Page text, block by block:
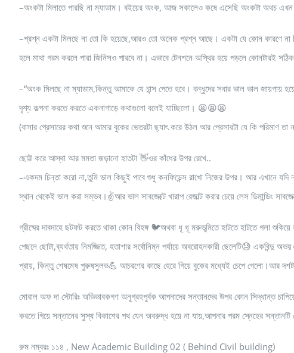
–অংকটা মিলাতে পারছি না ম্যাডাম। বইয়ের অংক, আজ সকালেও কষে এসেছি অংকটা অথচ
–প্রশ্ন একটা মিলছে না তো কি হয়েছে,আরও তো অনেক প্রশ্ন আছে। একটা যে কোন কারণে না
হলে মাথা গরম করলে পারা জিনিসও পারবে না। এভাবে টেনশনে অস্থির হয়ে পড়লে কোনটারই
–“অংক মিলছে না ম্যাডাম,কিন্তু আমাকে যে চান্স পেতে হবে। বন্ধুদের সবার ভাল ভাল জায়গায়
দৃশ্য কল্পনা করতে করতে একনাগাড়ে কথাগুলো বলেই যাচ্ছিলো। 😫😫😫
(বাসার প্রেসারের কথা শুনে আমার বুকের ভেতরটা ছ্যাৎ করে উঠল আর প্রেসারটা যে কি
ছোট্ট করে আস্থা আর মমতা জড়ানো হাতটা 👋ওর কাঁধের উপর রেখে..
–একদম চিন্তা করো না,তুমি ভাল কিছুই পাবে শুধু কনফিডেন্স রাখো নিজের উপর। আর এখানে যদি
স্থান থেকেই ভাল করা সম্ভব।✌আর ভাল সাবজেক্টে খারাপ রেজাল্ট করার চেয়ে লেস ডিমান্ডিং
গ্রীষ্মের দাবদাহে ছটফট করতে থাকা কোন বিহঙ্গ 🐦অথবা ধূ ধূ মরুভূমিতে হাটতে হাটতে গলা
পেছনে ছোটা,ব্যর্থতায় নিমজ্জিত, হতাশার সর্বোনিম্ন পর্যায়ে অবরোহনকারী ছেলেটি😓
প্রায়, কিন্তু শেষমেষ পুরুষসুলভ💪 আচরণের কাছে হেরে গিয়ে বুকের মধ্যেই চেপে গেলো।আর
মোরাল অফ দা স্টোরিঃ অভিভাবকগণ অনুগ্রহপুর্বক আপনাদের সন্তানদের উপর কোন সিদ্ধান্ত
করতে গিয়ে সন্তানের সুস্থ বিকাশের পথ যেন অবরুদ্ধ হয়ে না যায়,আপনার পরম স্নেহের সন্তানটি
রুম নম্বরঃ ১১৪ , New Academic Building 02 ( Behind Civil building)